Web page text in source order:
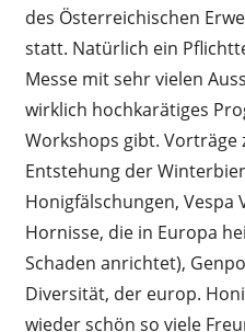
des Österreichischen
statt. Natürlich ein
Messe mit sehr vielen
wirklich hochkarätiges
Workshops gibt. Vorträge
Entstehung der
Honigfälschungen, Vespa
Hornisse, die in Europa
Schaden anrichtet),
Diversität, der europ.
wieder schön so viele